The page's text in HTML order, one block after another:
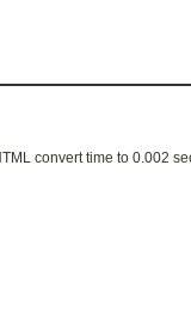
convert time to 0.002